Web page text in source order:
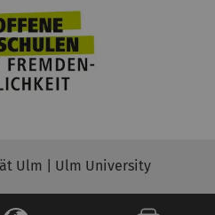
Ulm | Ulm University